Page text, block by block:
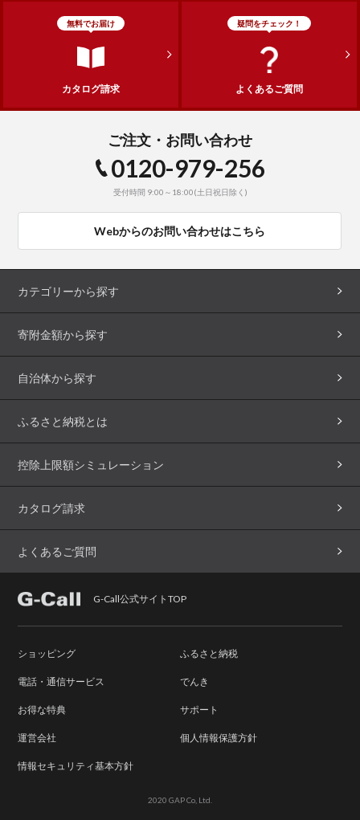
無料でお届け
カタログ請求
疑問をチェック！
よくあるご質問
ご注文・お問い合わせ
0120-979-256
受付時間 9:00～18:00(土日祝日除く)
Webからのお問い合わせはこちら
カテゴリーから探す
寄附金額から探す
自治体から探す
ふるさと納税とは
控除上限額シミュレーション
カタログ請求
よくあるご質問
G-Call公式サイトTOP
ショッピング ふるさと納税
電話・通信サービス でんき
お得な特典 サポート
運営会社 個人情報保護方針
情報セキュリティ基本方針
2020 GAP Co, Ltd.